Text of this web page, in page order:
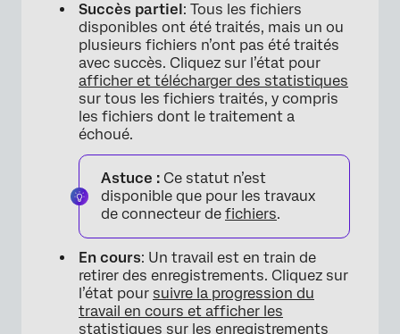
×
Succès partiel : Tous les fichiers
disponibles ont été traités, mais un ou
plusieurs fichiers n’ont pas été traités
avec succès. Cliquez sur l’état pour
afficher et télécharger des statistiques
sur tous les fichiers traités, y compris
les fichiers dont le traitement a
échoué.
Astuce : Ce statut n’est
disponible que pour les travaux
de connecteur de fichiers.
En cours: Un travail est en train de
retirer des enregistrements. Cliquez sur
l’état pour suivre la progression du
travail en cours et afficher les
statistiques sur les enregistrements